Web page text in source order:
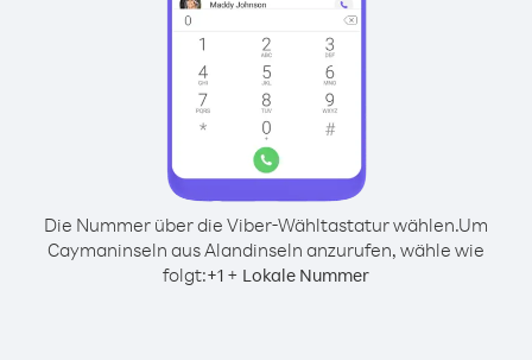
Die Nummer über die Viber-Wähltastatur wählen.Um
Caymaninseln aus Alandinseln anzurufen, wähle wie
folgt:+1 + Lokale Nummer